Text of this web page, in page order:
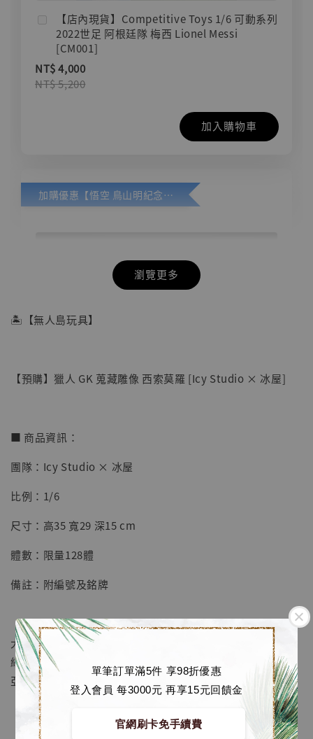
單筆訂單滿5件 享98折優惠
登入會員 每3000元 再享15元回饋金
官網刷卡免手續費
【店內現貨】Competitive Toys 1/6 可動系列
2022世足 阿根廷隊 梅西 Lionel Messi
[CM001]
NT$ 4,000
NT$ 5,200
加入購物車
加購優惠【悟空 鳥山明紀念款 [奇蹟工作室]】
【店內現貨】七龍珠 系列蒐藏雕像 悟空 鳥山
NT$ 4,280
NT$ 5,580
瀏覽更多
🏝【無人島玩具】
【預購】獵人 GK 蒐藏雕像 西索莫羅 [Icy Studio × 冰屋]
■ 商品資訊：
團隊：Icy Studio × 冰屋
比例：1/6
尺寸：高35 寬29 深15 cm
體數：限量128體
備註：附編號及銘牌
大貨修改：西索手指/指甲會如圖進行加長，褲子紋理會改
細；套入「西索+伊爾迷」贈送「幼年奇犽」；預告：奇犽&
亞路嘉